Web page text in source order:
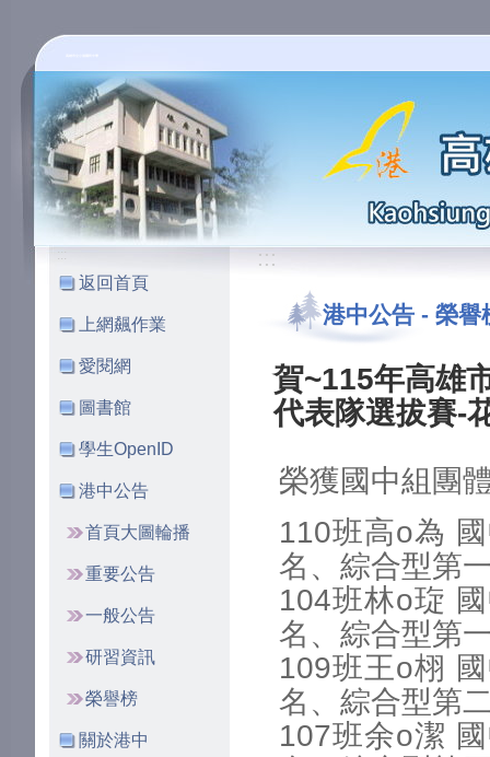
:::
返回首頁
上網飆作業
愛閱網
圖書館
學生OpenID
港中公告
首頁大圖輪播
重要公告
一般公告
研習資訊
榮譽榜
關於港中
:::
港中公告 - 榮譽
賀~115年高雄
代表隊選拔賽-
榮獲國中組團
110班高o為
名、綜合型第
104班林o琁
名、綜合型第
109班王o栩
名、綜合型第
107班余o潔